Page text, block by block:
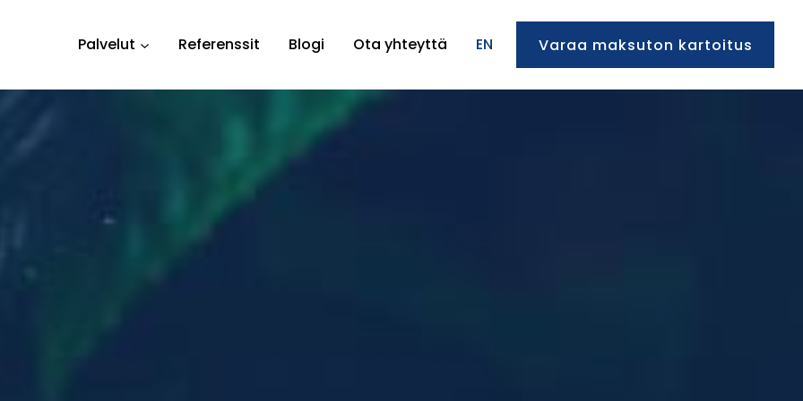
Palvelut Referenssit Blogi Ota yhteyttä EN Varaa maksuton kartoitus